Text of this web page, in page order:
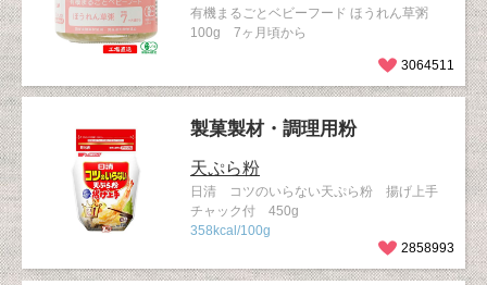
有機まるごとベビーフード ほうれん草粥
100g 7ヶ月頃から
3064511
製菓製材・調理用粉
天ぷら粉
日清 コツのいらない天ぷら粉 揚げ上手
チャック付 450g
358kcal/100g
2858993